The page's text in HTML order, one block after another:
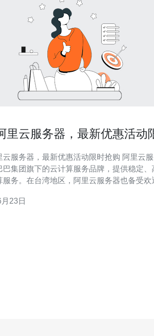
里云服务器，最新优惠活动
务器，最新优惠活动限时抢购 阿里云服务器
巴集团旗下的云计算服务品牌，提供稳定、
服务。在台湾地区，阿里云服务器也备受欢
的优惠活动，限时抢购，让用户享受更优惠
23日